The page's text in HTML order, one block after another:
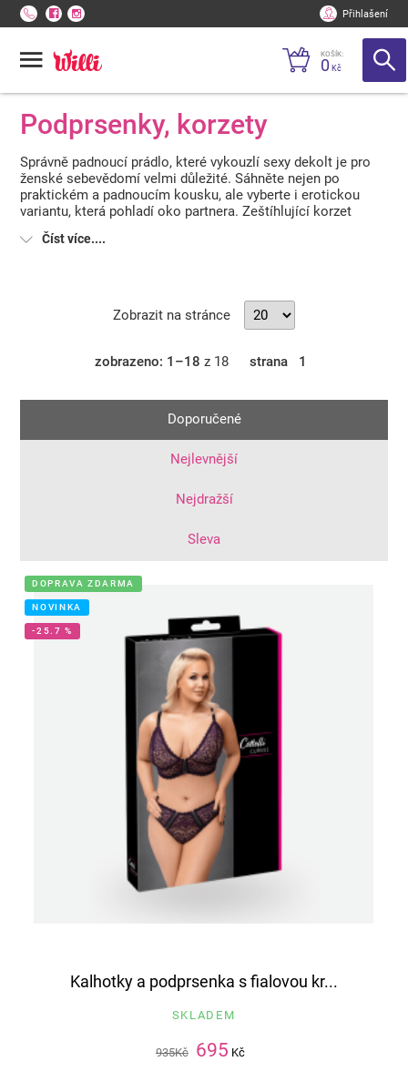
Přihlašení
KOŠÍK:
0 Kč
Podprsenky, korzety
Správně padnoucí prádlo, které vykouzlí sexy dekolt je pro
ženské sebevědomí velmi důležité. Sáhněte nejen po
praktickém a padnoucím kousku, ale vyberte i erotickou
variantu, která pohladí oko partnera. Zeštíhlující korzet
vzhled.Číst více....
Zobrazit na stránce
zobrazeno: 1–18 z 18 strana 1
Doporučené
Nejlevnější
Nejdražší
Sleva
DOPRAVA ZDARMA
NOVINKA
-25.7 %
Kalhotky a podprsenka s fialovou kr...
SKLADEM
935Kč 695 Kč